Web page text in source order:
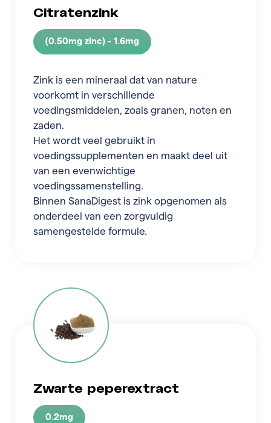
Citratenzink
(0.50mg zinc) - 1.6mg
Zink is een mineraal dat van nature
voorkomt in verschillende
voedingsmiddelen, zoals granen, noten en
zaden.
Het wordt veel gebruikt in
voedingssupplementen en maakt deel uit
van een evenwichtige
voedingssamenstelling.
Binnen SanaDigest is zink opgenomen als
onderdeel van een zorgvuldig
samengestelde formule.
Zwarte peperextract
0.2mg